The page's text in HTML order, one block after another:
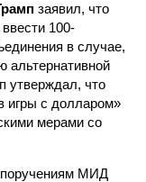
заявил, что
100-
в случае,
альтернативной
утверждал, что
игры с долларом»
мерами со
поручениям МИД